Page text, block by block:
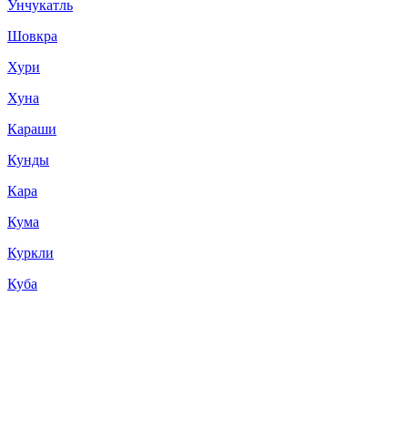
Унчукатль
Шовкра
Хури
Хуна
Караши
Кунды
Кара
Кума
Куркли
Куба